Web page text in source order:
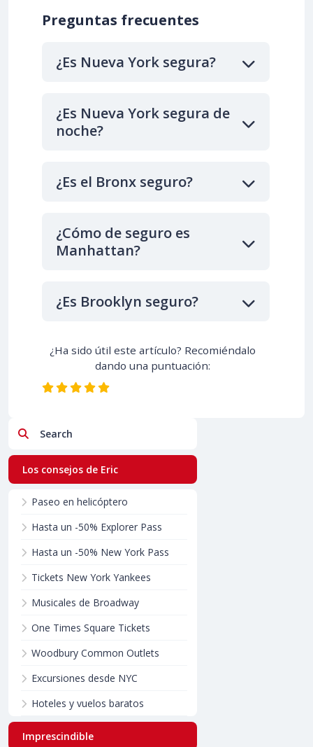
Preguntas frecuentes
¿Es Nueva York segura?
¿Es Nueva York segura de
noche?
¿Es el Bronx seguro?
¿Cómo de seguro es
Manhattan?
¿Es Brooklyn seguro?
¿Ha sido útil este artículo? Recomiéndalo
dando una puntuación:
Search
Los consejos de Eric
Paseo en helicóptero
Hasta un -50% Explorer Pass
Hasta un -50% New York Pass
Tickets New York Yankees
Musicales de Broadway
One Times Square Tickets
Woodbury Common Outlets
Excursiones desde NYC
Hoteles y vuelos baratos
Imprescindible